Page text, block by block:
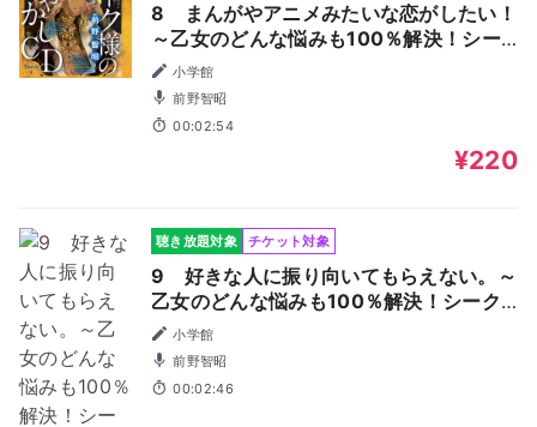
8 まんがやアニメみたいな恋がしたい！
～乙女のどんな悩みも100％解決！シー
ク様（CV:前野智昭）の超絶甘やかしド
ラマCD～
小学館
前野智昭
00:02:54
¥220
聴き放題対象 チケット対象
9 好きな人に振り向いてもらえない。～
乙女のどんな悩みも100％解決！シーク
様（CV:前野智昭）の超絶甘やかしドラ
マCD～
小学館
前野智昭
00:02:46